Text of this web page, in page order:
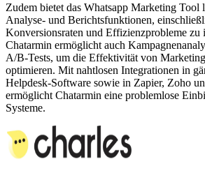
Zudem bietet das Whatsapp Marketing Tool
Analyse- und Berichtsfunktionen,
Konversionsraten und Effizienzprobleme zu
Chatarmin ermöglicht auch
A/B-Tests, um die Effektivität von
optimieren. Mit nahtlosen Integrationen in
Helpdesk-Software sowie in Zapier, Zoho
ermöglicht Chatarmin eine problemlose
Systeme.